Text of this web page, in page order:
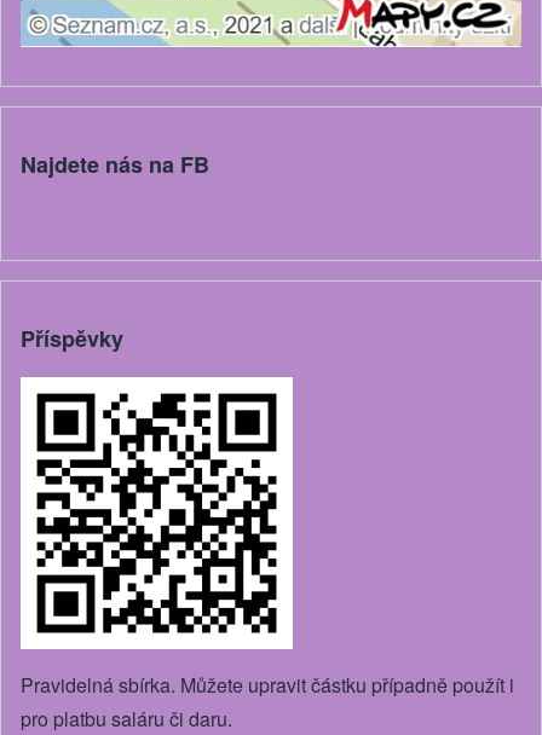
Najdete nás na FB
Příspěvky
Pravidelná sbírka. Můžete upravit částku případně použít i
pro platbu saláru či daru.